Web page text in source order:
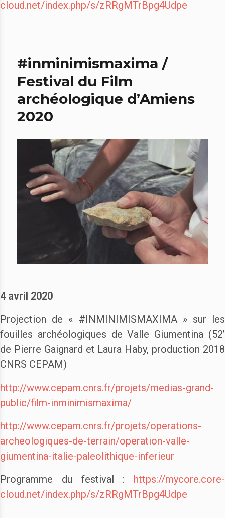
cloud.net/index.php/s/zRRgMTrBpg4Udpe
#inminimismaxima /
Festival du Film
archéologique d’Amiens
2020
4 avril 2020
Projection de « #INMINIMISMAXIMA » sur les
fouilles archéologiques de Valle Giumentina (52’
de Pierre Gaignard et Laura Haby, production 2018
CNRS CEPAM)
http://www.cepam.cnrs.fr/projets/medias-grand-
public/film-inminimismaxima/
http://www.cepam.cnrs.fr/projets/operations-
archeologiques-de-terrain/operation-valle-
giumentina-italie-paleolithique-inferieur
Programme du festival : https://mycore.core-
cloud.net/index.php/s/zRRgMTrBpg4Udpe